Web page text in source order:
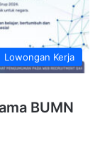
Lowongan Kerja
BUMN